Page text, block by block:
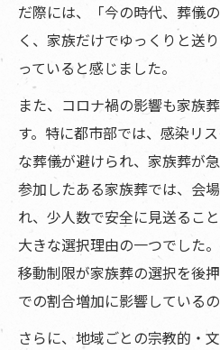
だ際には、「今の時代、葬儀
く、家族だけでゆっくりと送
っていると感じました。
また、コロナ禍の影響も家族
す。特に都市部では、感染リ
な葬儀が避けられ、家族葬が
参加したある家族葬では、会
れ、少人数で安全に見送るこ
大きな選択理由の一つでした
移動制限が家族葬の選択を後
での割合増加に影響しているの
さらに、地域ごとの宗教的・